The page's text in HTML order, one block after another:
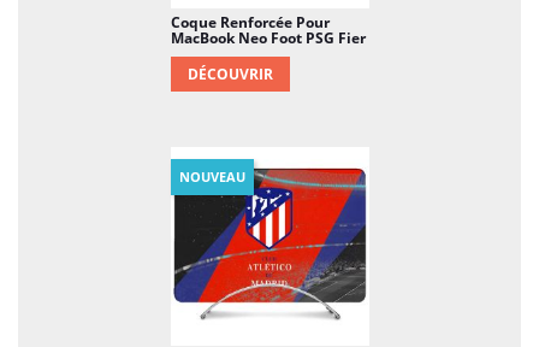
Coque Renforcée Pour
MacBook Neo Foot PSG Fier
DÉCOUVRIR
NOUVEAU